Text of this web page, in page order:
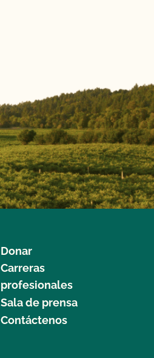
Donar
Carreras
profesionales
Sala de prensa
Contáctenos